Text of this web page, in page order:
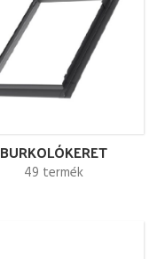
BURKOLÓKERET
49 termék